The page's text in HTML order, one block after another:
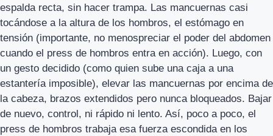
espalda recta, sin hacer trampa. Las mancuernas casi
tocándose a la altura de los hombros, el estómago en
tensión (importante, no menospreciar el poder del abdomen
cuando el press de hombros entra en acción). Luego, con
un gesto decidido (como quien sube una caja a una
estantería imposible), elevar las mancuernas por encima de
la cabeza, brazos extendidos pero nunca bloqueados. Bajar
de nuevo, control, ni rápido ni lento. Así, poco a poco, el
press de hombros trabaja esa fuerza escondida en los